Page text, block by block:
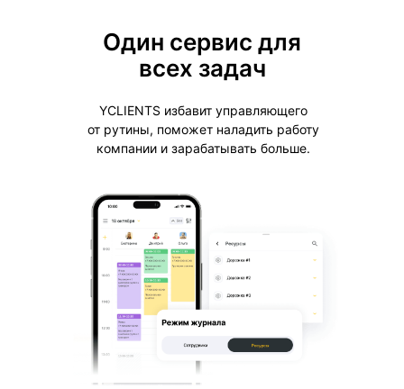
Один сервис для
всех задач
YCLIENTS избавит управляющего
от рутины, поможет наладить работу
компании и зарабатывать больше.